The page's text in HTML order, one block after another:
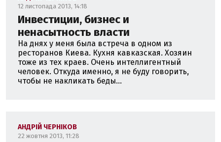
12 листопада 2013, 14:18
Инвестиции, бизнес и
ненасытность власти
На днях у меня была встреча в одном из
ресторанов Киева. Кухня кавказская. Хозяин
тоже из тех краев. Очень интеллигентный
человек. Откуда именно, я не буду говорить,
чтобы не накликать беды...
АНДРІЙ ЧЕРНІКОВ
22 жовтня 2013, 11:28